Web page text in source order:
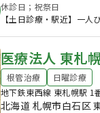
休診日；祝祭日
【土日診療・駅近】一
医療法人 東札
根管治療
日曜診療
地下鉄東西線 東札幌駅 1
北海道 札幌市白石区